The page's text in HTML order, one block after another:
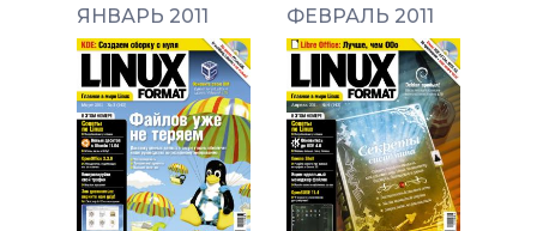
ЯНВАРЬ 2011
ФЕВРАЛЬ 2011